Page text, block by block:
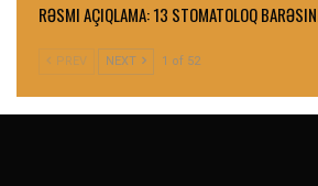
RƏSMI AÇIQLAMA: 13 STOMATOLOQ
PREV NEXT 1 of 52